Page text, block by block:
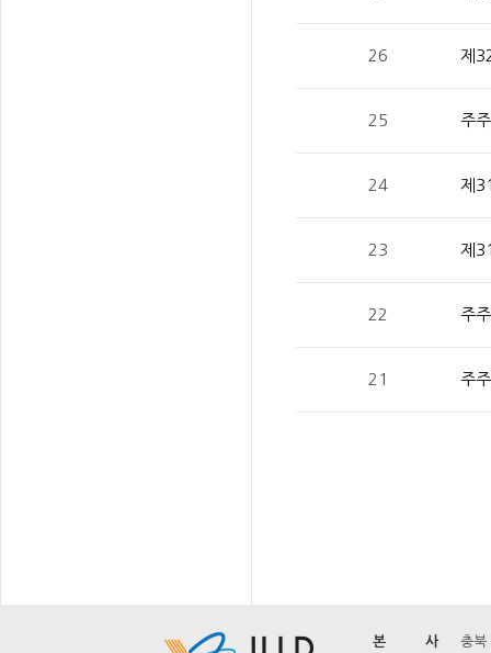
26 제
25 주
24 제
23 제
22 주
21 주
본 사
충